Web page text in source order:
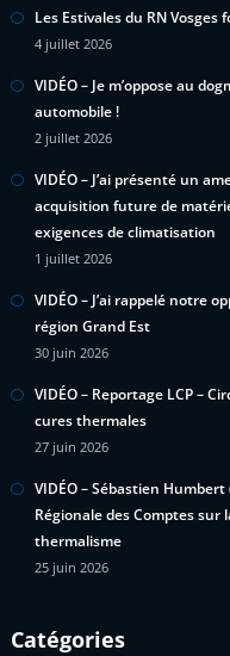
Les Estivales du RN Vosges
4 juillet 2026
VIDÉO – Je m’oppose au
automobile !
2 juillet 2026
VIDÉO – J’ai présenté un
acquisition future de
exigences de climatisation
1 juillet 2026
VIDÉO – J’ai rappelé notre
région Grand Est
30 juin 2026
VIDÉO – Reportage LCP –
cures thermales
27 juin 2026
VIDÉO – Sébastien
Régionale des Comptes
thermalisme
25 juin 2026
Catégories